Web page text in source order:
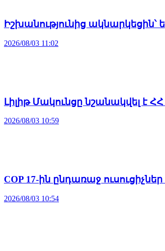
Իշխանությունից
2026/08/03 11:02
Լիլիթ Մակունցը նշանակվել
2026/08/03 10:59
COP 17-ին ընդառաջ
2026/08/03 10:54